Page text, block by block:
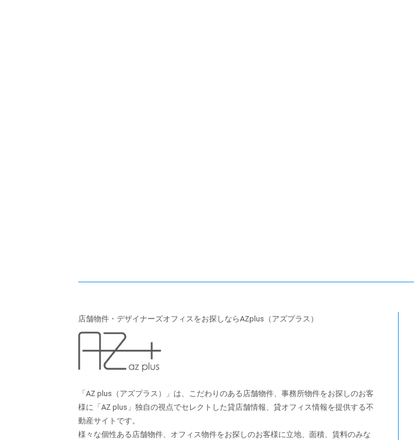
店舗物件・デザイナーズオフィスをお探しならAZplus（アズプラス）
「AZ plus（アズプラス）」は、こだわりのある店舗物件、事務所物件をお探しのお客
様に「AZ plus」独⾃の視点でセレクトした貸店舗情報、貸オフィス情報を提供する不
動産サイトです。
様々な個性ある店舗物件、オフィス物件をお探しのお客様に⽴地、⾯積、賃料のみな